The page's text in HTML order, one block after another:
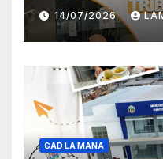
14/07/2026
GAD LA MANA